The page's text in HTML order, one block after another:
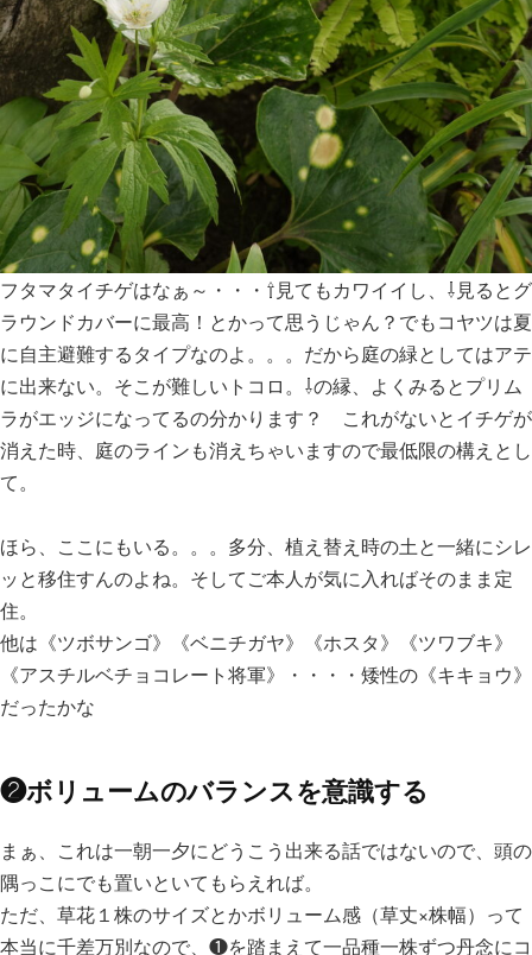
フタマタイチゲはなぁ～・・・⇧見てもカワイイし、⇩見るとグ
ラウンドカバーに最高！とかって思うじゃん？でもコヤツは夏
に自主避難するタイプなのよ。。。だから庭の緑としてはアテ
に出来ない。そこが難しいトコロ。⇩の縁、よくみるとプリム
ラがエッジになってるの分かります？ これがないとイチゲが
消えた時、庭のラインも消えちゃいますので最低限の構えとし
て。
ほら、ここにもいる。。。多分、植え替え時の土と一緒にシレ
ッと移住すんのよね。そしてご本人が気に入ればそのまま定
住。
他は《ツボサンゴ》《ベニチガヤ》《ホスタ》《ツワブキ》
《アスチルベチョコレート将軍》・・・・矮性の《キキョウ》
だったかな
❷ボリュームのバランスを意識する
まぁ、これは一朝一夕にどうこう出来る話ではないので、頭の
隅っこにでも置いといてもらえれば。
ただ、草花１株のサイズとかボリューム感（草丈×株幅）って
本当に千差万別なので、❶を踏まえて一品種一株ずつ丹念にコ